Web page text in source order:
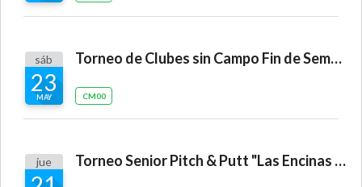
sáb
23
MAY
Torneo de Clubes sin Campo Fin de Semana "Palomarejos"
CM00
jue Torneo Senior Pitch & Putt "Las Encinas de Boadilla"